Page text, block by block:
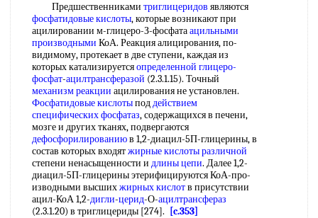
Предшественниками триглицеридов являются
фосфатидовые кислоты, которые возникают при
ацилировании м-глицеро-З-фосфатаацильными
производными КоА. Реакция алицирования, по-
видимому, протекает в две ступени, каждая из
которых катализируетсяопределенной глицеро-
фосфат-ацилтрансферазой (2.3.1.15). Точный
механизм реакции ацилирования не установлен.
Фосфатидовые кислотыподдействием
специфическихфосфатаз, содержащихся в печени,
мозге и других тканях, подвергаются
дефосфорилированиюв 1,2-диацил-5П-глицерины, в
состав которых входятжирные кислотыразличной
степени ненасыщенности и длины цепи. Далее 1,2-
диацил-5П-глицерины этерифицируются КоА-про-
изводными высшихжирных кислотв присутствии
ацил-КоА 1,2-дигли-церид-О-ацилтрансфераз
(2.3.1.20) в триглицериды [274].
[c.353]